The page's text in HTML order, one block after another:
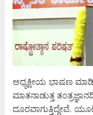
ಅಧ್ಯಕ್ಷೀಯ ಭಾಷಣ
ಮಾತನಾಡುತ್ತ
ದೂರವಾಗುತ್ತಿದ್ದೇವೆ.